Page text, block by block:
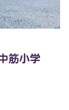
筋小学